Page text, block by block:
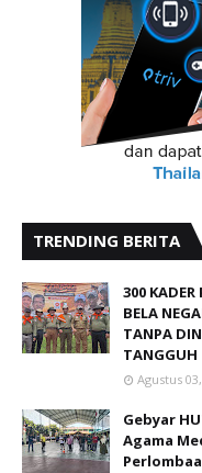
TRENDING BERITA
300
BELA
TANPA
TANGGUH
Agustus
Gebyar
Agama